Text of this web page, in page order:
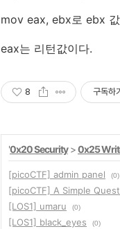
mov eax, ebx로 ebx
eax는 리턴값이다.
8 구독하기
'0x20 Security>0x25
[picoCTF] admin panel (0)
[picoCTF] A Simple
[LOS1] umaru
(0)
[LOS1] black_eyes
(0)